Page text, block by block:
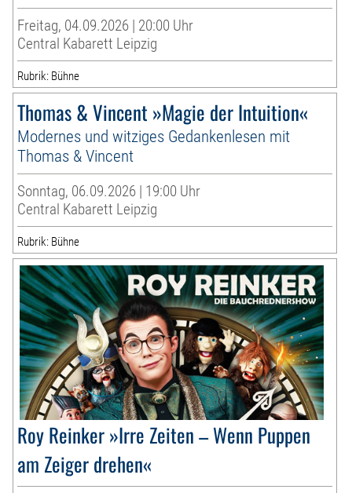
Freitag, 04.09.2026 | 20:00 Uhr
Central Kabarett Leipzig
Rubrik: Bühne
Thomas & Vincent »Magie der Intuition«
Modernes und witziges Gedankenlesen mit
Thomas & Vincent
Sonntag, 06.09.2026 | 19:00 Uhr
Central Kabarett Leipzig
Rubrik: Bühne
Roy Reinker »Irre Zeiten – Wenn Puppen
am Zeiger drehen«